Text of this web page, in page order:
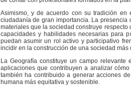
Asimismo, y de acuerdo con su tradición en
ciudadanía de gran importancia. La
materiales que la sociedad construye
capacidades y habilidades necesarias para
puedan asumir un rol activo y participativo
incidir en la construcción de una sociedad más
La Geografía constituye un campo
aplicaciones que contribuyen a analizar
también ha contribuido a generar acciones
humana más equitativa y sostenible.